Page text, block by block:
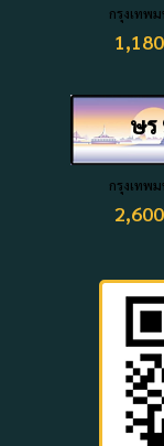
กรุงเทพ
ษร
กรุงเทพ